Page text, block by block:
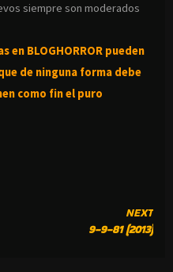
siempre son moderados
en BLOGHORROR pueden
de ninguna forma debe
como fin el puro
NEXT
9-9-81 (2013)